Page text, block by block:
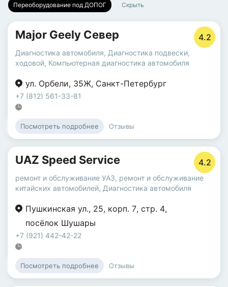
Переоборудование под ДОПОГ Скрыть
Major Geely Север 4.2
Диагностика автомобиля, Диагностика подвески,
ходовой, Компьютерная диагностика автомобиля
ул. Орбели, 35Ж, Санкт-Петербург
+7 (812) 561-33-81
Посмотреть подробнее Отзывы
UAZ Speed Service 4.2
ремонт и обслуживание УАЗ, ремонт и обслуживание
китайских автомобилей, Диагностика автомобиля
Пушкинская ул., 25, корп. 7, стр. 4,
посёлок Шушары
+7 (921) 442-42-22
Посмотреть подробнее Отзывы